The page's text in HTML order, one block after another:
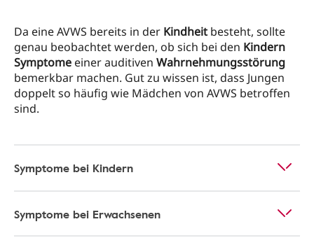
Da eine AVWS bereits in der Kindheit besteht, sollte
genau beobachtet werden, ob sich bei den Kindern
Symptome einer auditiven Wahrnehmungsstörung
bemerkbar machen. Gut zu wissen ist, dass Jungen
doppelt so häufig wie Mädchen von AVWS betroffen
sind.
Symptome bei Kindern
Symptome bei Erwachsenen